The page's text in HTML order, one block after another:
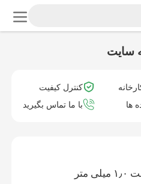
سایت
کنترل کیفیت
ها با ما تماس بگیرید